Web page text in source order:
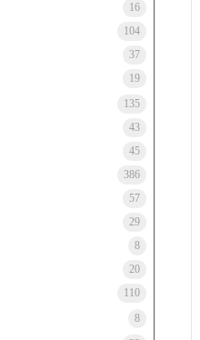
16
104
37
19
135
43
45
386
57
29
8
20
110
8